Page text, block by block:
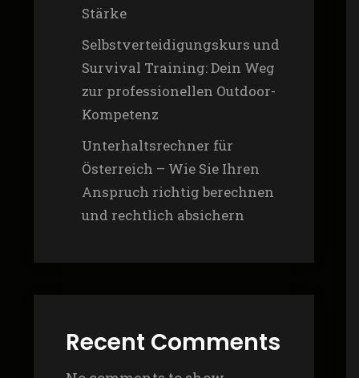
Stärke
Selbstverteidigungskurs und
Survival Training: Dein Weg
zur professionellen Outdoor-
Kompetenz
Unterhaltsrechner für
Österreich – Wie Sie Ihren
Anspruch richtig berechnen
und rechtlich absichern
Recent Comments